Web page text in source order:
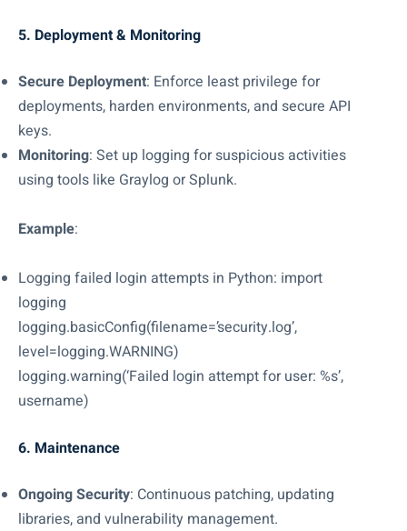
5. Deployment & Monitoring
Secure Deployment: Enforce least privilege for
deployments, harden environments, and secure API
keys.
Monitoring: Set up logging for suspicious activities
using tools like Graylog or Splunk.
Example:
Logging failed login attempts in Python: import
logging
logging.basicConfig(filename=’security.log’,
level=logging.WARNING)
logging.warning(‘Failed login attempt for user: %s’,
username)
6. Maintenance
Ongoing Security: Continuous patching, updating
libraries, and vulnerability management.